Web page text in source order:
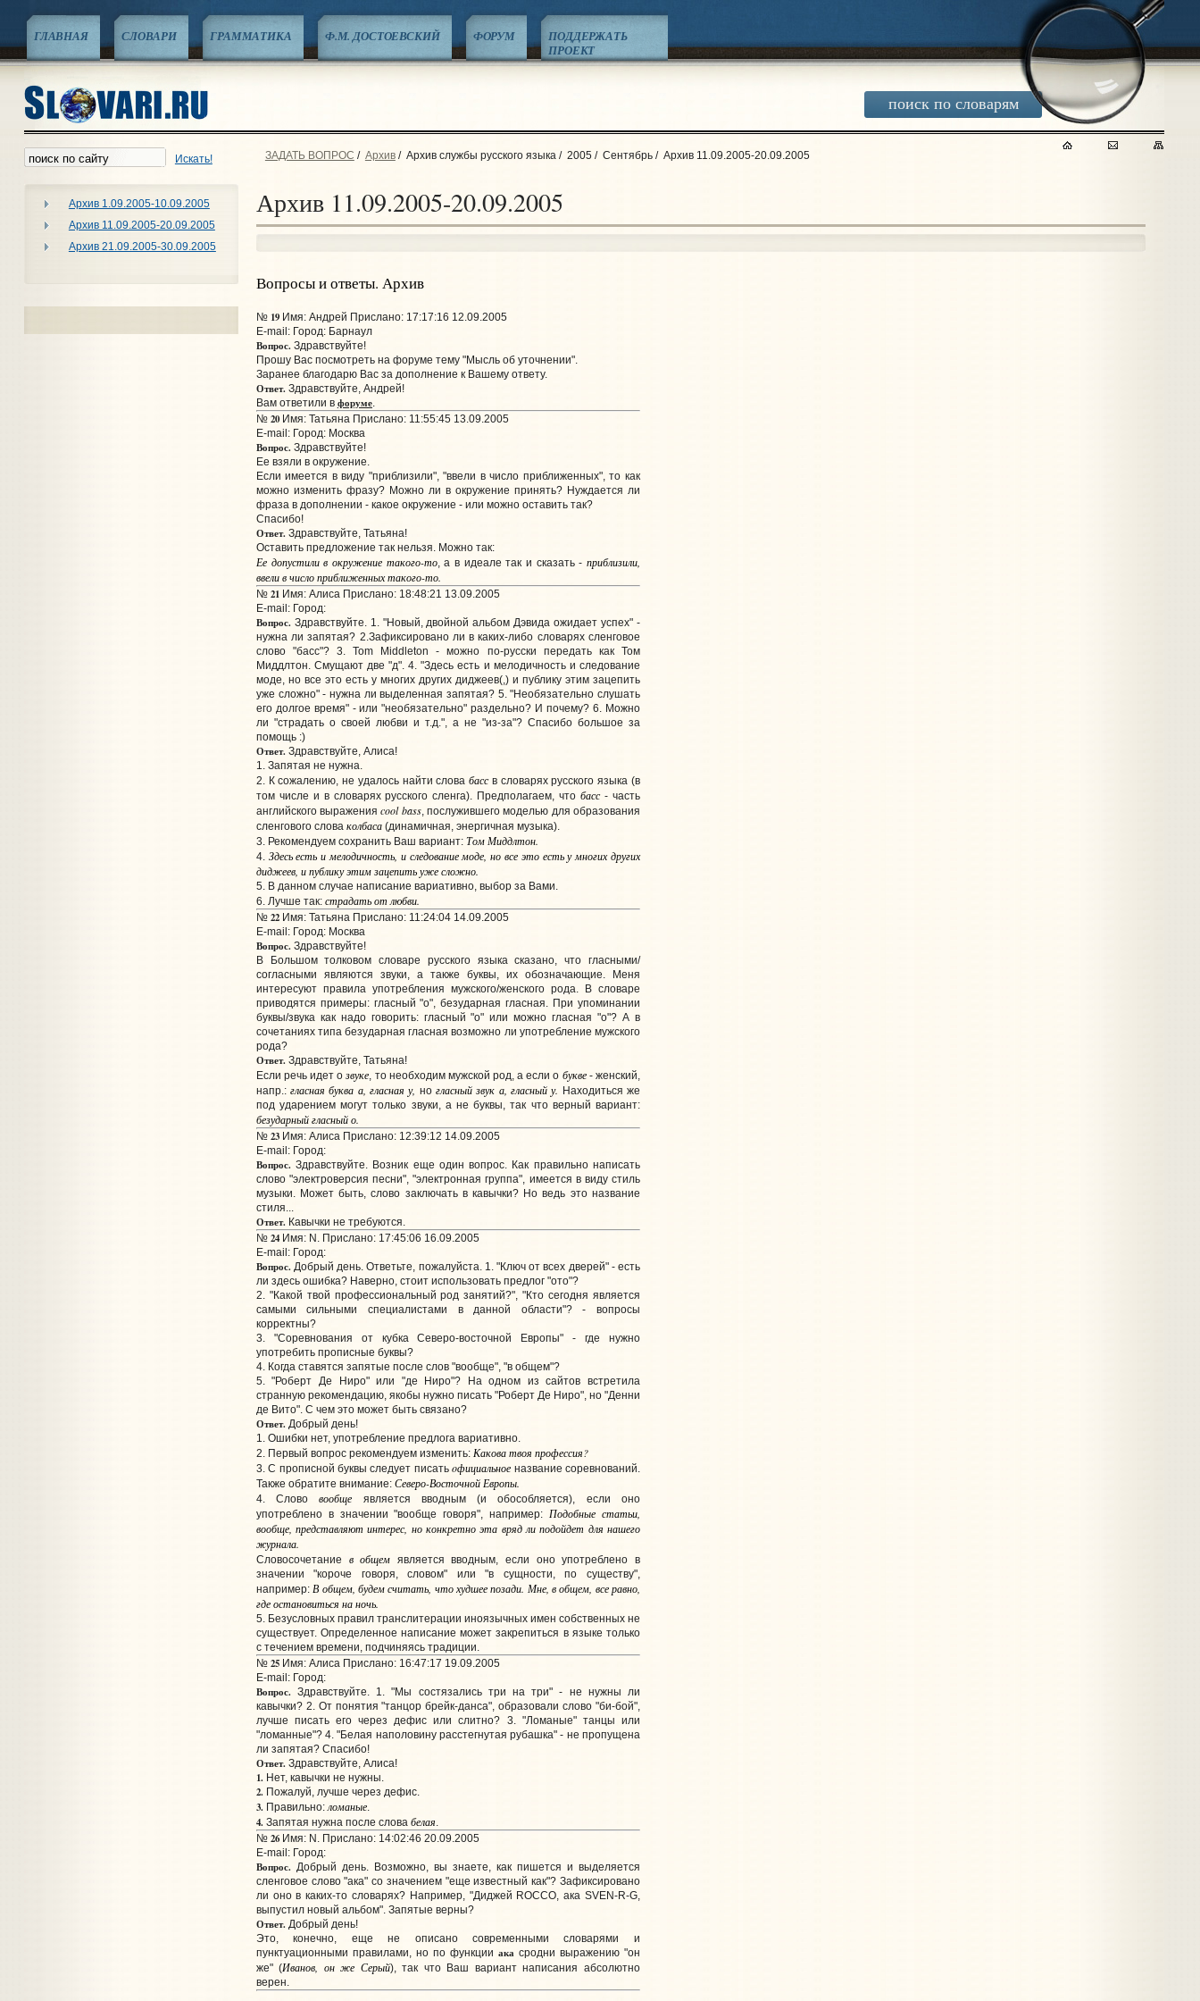
поиск по словарям
ГЛАВНАЯ СЛОВАРИ ГРАММАТИКА Ф.М. ДОСТОЕВСКИЙ ФОРУМ
ПОДДЕРЖАТЬ
ПРОЕКТ
Искать!
Архив 1.09.2005-10.09.2005
Архив 11.09.2005-20.09.2005
Архив 21.09.2005-30.09.2005
ЗАДАТЬ ВОПРОС / Архив/ Архив службы русского языка/ 2005/ Сентябрь/ Архив 11.09.2005-20.09.2005
Архив 11.09.2005-20.09.2005
Вопросы и ответы. Архив
№ 19Имя: Андрей Прислано: 17:17:16 12.09.2005
E-mail: Город: Барнаул
Вопрос.Здравствуйте!
Прошу Вас посмотреть на форуме тему "Мысль об уточнении".
Заранее благодарю Вас за дополнение к Вашему ответу.
Ответ.Здравствуйте, Андрей!
Вам ответили в форуме.
№ 20Имя: Татьяна Прислано: 11:55:45 13.09.2005
E-mail: Город: Москва
Вопрос.Здравствуйте!
Ее взяли в окружение.
Если имеется в виду "приблизили", "ввели в число приближенных", то как
можно изменить фразу? Можно ли в окружение принять? Нуждается ли
фраза в дополнении - какое окружение - или можно оставить так?
Спасибо!
Ответ.Здравствуйте, Татьяна!
Оставить предложение так нельзя. Можно так:
Ее допустили в окружение такого-то, а в идеале так и сказать - приблизили,
ввели в число приближенных такого-то.
№ 21Имя: Алиса Прислано: 18:48:21 13.09.2005
E-mail: Город:
Вопрос.Здравствуйте. 1. "Новый, двойной альбом Дэвида ожидает успех" -
нужна ли запятая? 2.Зафиксировано ли в каких-либо словарях сленговое
слово "басс"? 3. Tom Middleton - можно по-русски передать как Том
Миддлтон. Смущают две "д". 4. "Здесь есть и мелодичность и следование
моде, но все это есть у многих других диджеев(,) и публику этим зацепить
уже сложно" - нужна ли выделенная запятая? 5. "Необязательно слушать
его долгое время" - или "необязательно" раздельно? И почему? 6. Можно
ли "страдать о своей любви и т.д.", а не "из-за"? Спасибо большое за
помощь :)
Ответ.Здравствуйте, Алиса!
1. Запятая не нужна.
2. К сожалению, не удалось найти словабассв словарях русского языка (в
том числе и в словарях русского сленга). Предполагаем, чтобасс- часть
английского выраженияcool bass, послужившего моделью для образования
сленгового слова колбаса(динамичная, энергичная музыка).
3. Рекомендуем сохранить Ваш вариант: Том Миддлтон.
4. Здесь есть и мелодичность и следование моде, но все это есть у многих других
диджеев, и публику этим зацепить уже сложно.
5. В данном случае написание вариативно, выбор за Вами.
6. Лучше так: страдатьот любви.
№ 22Имя: Татьяна Прислано: 11:24:04 14.09.2005
E-mail: Город: Москва
Вопрос.Здравствуйте!
В Большом толковом словаре русского языка сказано, что гласными/
согласными являются звуки, а также буквы, их обозначающие. Меня
интересуют правила употребления мужского/женского рода. В словаре
приводятся примеры: гласный "о", безударная гласная. При упоминании
буквы/звука как надо говорить: гласный "о" или можно гласная "о"? А в
сочетаниях типа безударная гласная возможно ли употребление мужского
рода?
Ответ.Здравствуйте, Татьяна!
Если речь идет озвуке, то необходим мужской род, а если о букве- женский,
напр.:гласная буква а, гласная у, ногласный звук а, гласный у. Находиться же
под ударением могут только звуки, а не буквы, так что верный вариант:
безударный гласный о.
№ 23Имя: Алиса Прислано: 12:39:12 14.09.2005
E-mail: Город:
Вопрос.Здравствуйте. Возник еще один вопрос. Как правильно написать
слово "электроверсия песни", "электронная группа", имеется в виду стиль
музыки. Может быть, слово заключать в кавычки? Но ведь это название
стиля...
Ответ.Кавычки не требуются.
№ 24Имя: N. Прислано: 17:45:06 16.09.2005
E-mail: Город:
Вопрос.Добрый день. Ответьте, пожалуйста. 1. "Ключ от всех дверей" - есть
ли здесь ошибка? Наверно, стоит использовать предлог "ото"?
2. "Какой твой профессиональный род занятий?", "Кто сегодня является
самыми сильными специалистами в данной области"? - вопросы
корректны?
3. "Соревнования от кубка Северо-восточной Европы" - где нужно
употребить прописные буквы?
4. Когда ставятся запятые после слов "вообще", "в общем"?
5. "Роберт Де Ниро" или "де Ниро"? На одном из сайтов встретила
странную рекомендацию, якобы нужно писать "Роберт Де Ниро", но "Денни
де Вито". С чем это может быть связано?
Ответ.Добрый день!
1. Ошибки нет, употребление предлога вариативно.
2. Первый вопрос рекомендуем изменить: Какова твоя профессия?
3. С прописной буквы следует писатьoфициальное название соревнований.
Также обратите внимание: Северо-Восточной Европы.
4. Слововообще является вводным (и обособляется), если оно
употреблено в значении "вообще говоря", например:Подобные статьи,
вообще, представляют интерес, но конкретно эта вряд ли подойдет для нашего
журнала.
Словосочетание в общем является вводным, если оно употреблено в
значении "короче говоря, словом" или "в сущности, по существу",
например:В общем, будем считать, что худшее позади. Мне, в общем, все равно,
где остановиться на ночь.
5. Безусловных правил транслитерации иноязычных имен собственных не
существует. Определенное написание может закрепиться в языке только
с течением времени, подчиняясь традиции.
№ 25Имя: Алиса Прислано: 16:47:17 19.09.2005
E-mail: Город:
Вопрос.Здравствуйте. 1. "Мы состязались три на три" - не нужны ли
кавычки? 2. От понятия "танцор брейк-данса", образовали слово "би-бой",
лучше писать его через дефис или слитно? 3. "Ломаные" танцы или
"ломанные"? 4. "Белая наполовину расстегнутая рубашка" - не пропущена
ли запятая? Спасибо!
Ответ.Здравствуйте, Алиса!
1.Нет, кавычки не нужны.
2.Пожалуй, лучше через дефис.
3.Правильно:ломаные.
4.Запятая нужна после слова белая.
№ 26Имя: N. Прислано: 14:02:46 20.09.2005
E-mail: Город:
Вопрос.Добрый день. Возможно, вы знаете, как пишется и выделяется
сленговое слово "ака" со значением "еще известный как"? Зафиксировано
ли оно в каких-то словарях? Например, "Диджей ROCCO, ака SVEN-R-G,
выпустил новый альбом". Запятые верны?
Ответ.Добрый день!
Это, конечно, еще не описано современными словарями и
пунктуационными правилами, но по функции акасродни выражению "он
же" (Иванов, он же Серый), так что Ваш вариант написания абсолютно
верен.